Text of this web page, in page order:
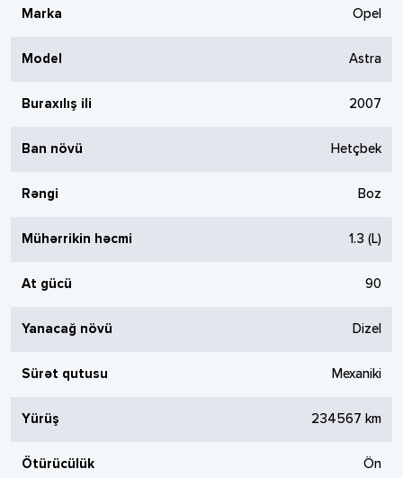
Marka Opel
Model Astra
Buraxılış ili 2007
Ban növü Hetçbek
Rəngi Boz
Mühərrikin həcmi 1.3 (L)
At gücü 90
Yanacağ növü Dizel
Sürət qutusu Mexaniki
Yürüş 234567 km
Ötürücülük Ön